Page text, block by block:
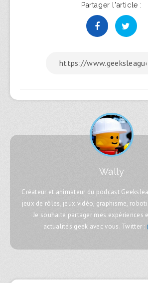
Partager l'article :
Wally
Créateur et animateur du podcast
jeux de rôles, jeux vidéo, graphisme,
Je souhaite partager mes expériences
actualités geek avec vous. Twitter :